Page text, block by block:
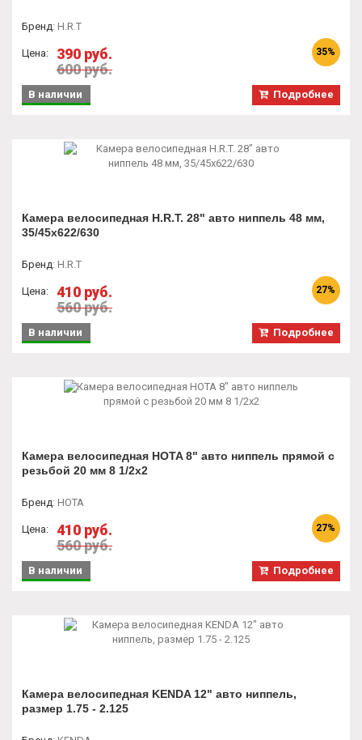
Бренд: H.R.T
Цена:
390 руб.
600 руб.
35%
Подробнее
В наличии
Камера велосипедная H.R.T. 28" авто ниппель 48 мм,
35/45х622/630
Бренд: H.R.T
Цена:
410 руб.
560 руб.
27%
Подробнее
В наличии
Камера велосипедная HOTA 8" авто ниппель прямой с
резьбой 20 мм 8 1/2x2
Бренд: HOTA
Цена:
410 руб.
560 руб.
27%
Подробнее
В наличии
Камера велосипедная KENDA 12" авто ниппель,
размер 1.75 - 2.125